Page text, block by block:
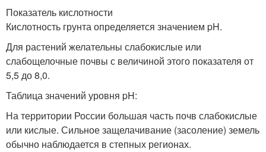
Показатель кислотности
Кислотность грунта определяется значением pH.
Для растений желательны слабокислые или
слабощелочные почвы с величиной этого показателя от
5,5 до 8,0.
Таблица значений уровня pH:
На территории России большая часть почв слабокислые
или кислые. Сильное защелачивание (засоление) земель
обычно наблюдается в степных регионах.